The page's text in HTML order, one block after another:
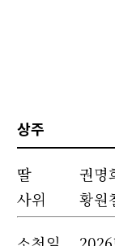
상주
딸
권명
사위
황원